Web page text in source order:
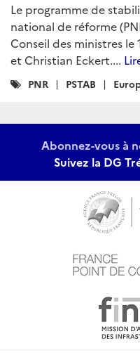
Le programme de
national de réforme
Conseil des ministres le
et Christian Eckert....
Catégories
PNR PSTAB
Abonnez-vous à
Suivez la DG